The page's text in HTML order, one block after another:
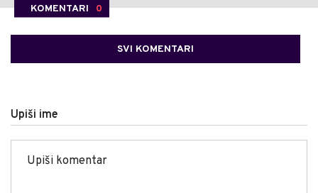
KOMENTARI 0
SVI KOMENTARI
Upiši ime